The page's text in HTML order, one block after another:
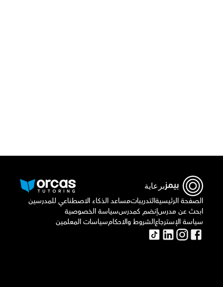
برعاية
الصفحة الرئيسيةالتدريباتمساعد الذكاء الاصطناعي للمدرسين
ابحث عن مدرسإنضم كمدرسسياسة الخصوصية
سياسة الإسترجاعالشروط والاحكامسياسات المعلمين